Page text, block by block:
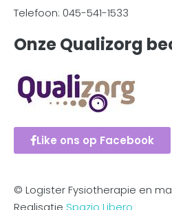
Telefoon: 045-541-1533
Onze Qualizorg
Like ons op Facebook
© Logister Fysiotherapie en
Realisatie Spazio Libero